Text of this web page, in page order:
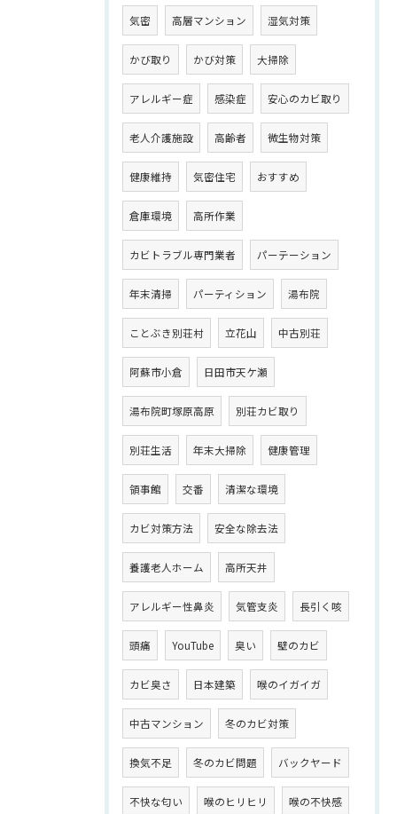
気密 高層マンション 湿気対策
かび取り かび対策 大掃除
アレルギー症 感染症 安心のカビ取り
老人介護施設 高齢者 微生物対策
健康維持 気密住宅 おすすめ
倉庫環境 高所作業
カビトラブル専門業者 パーテーション
年末清掃 パーティション 湯布院
ことぶき別荘村 立花山 中古別荘
阿蘇市小倉 日田市天ケ瀬
湯布院町塚原高原 別荘カビ取り
別荘生活 年末大掃除 健康管理
領事館 交番 清潔な環境
カビ対策方法 安全な除去法
養護老人ホーム 高所天井
アレルギー性鼻炎 気管支炎 長引く咳
頭痛 YouTube 臭い 壁のカビ
カビ臭さ 日本建築 喉のイガイガ
中古マンション 冬のカビ対策
換気不足 冬のカビ問題 バックヤード
不快な匂い 喉のヒリヒリ 喉の不快感